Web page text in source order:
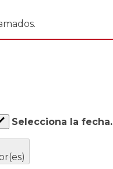
Selecciona la fecha.